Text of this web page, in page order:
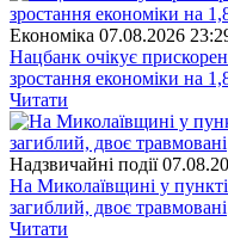
Економіка 07.08.2026
Нацбанк очікує
зростання економіки на
Читати
Надзвичайні події
На Миколаївщині у
загиблий, двоє травмовані
Читати